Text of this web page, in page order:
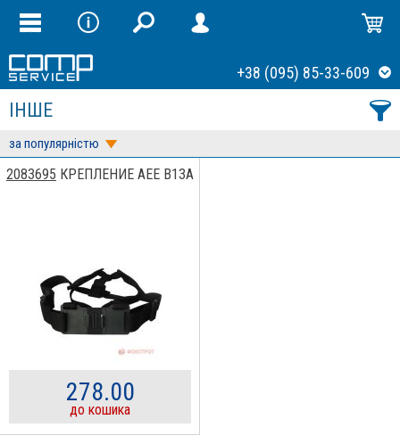
+38 (095) 85-33-609
ІНШЕ
за популярністю
2083695 КРЕПЛЕНИЕ AEE B13A
278.00
до кошика